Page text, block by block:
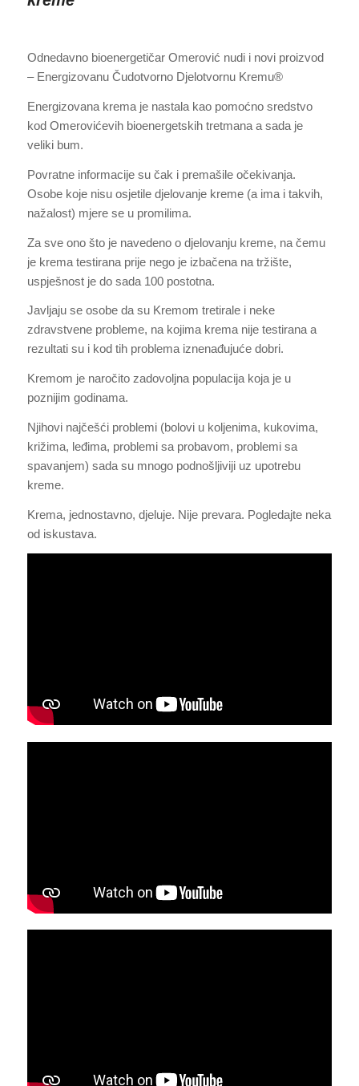
Odnedavno bioenergetičar Omerović nudi i novi proizvod
– Energizovanu Čudotvorno Djelotvornu Kremu®
Energizovana krema je nastala kao pomoćno sredstvo
kod Omerovićevih bioenergetskih tretmana a sada je
veliki bum.
Povratne informacije su čak i premašile očekivanja.
Osobe koje nisu osjetile djelovanje kreme (a ima i takvih,
nažalost) mjere se u promilima.
Za sve ono što je navedeno o djelovanju kreme, na čemu
je krema testirana prije nego je izbačena na tržište,
uspješnost je do sada 100 postotna.
Javljaju se osobe da su Kremom tretirale i neke
zdravstvene probleme, na kojima krema nije testirana a
rezultati su i kod tih problema iznenađujuće dobri.
Kremom je naročito zadovoljna populacija koja je u
poznijim godinama.
Njihovi najčešći problemi (bolovi u koljenima, kukovima,
križima, leđima, problemi sa probavom, problemi sa
spavanjem) sada su mnogo podnošljiviji uz upotrebu
kreme.
Krema, jednostavno, djeluje. Nije prevara. Pogledajte neka
od iskustava.